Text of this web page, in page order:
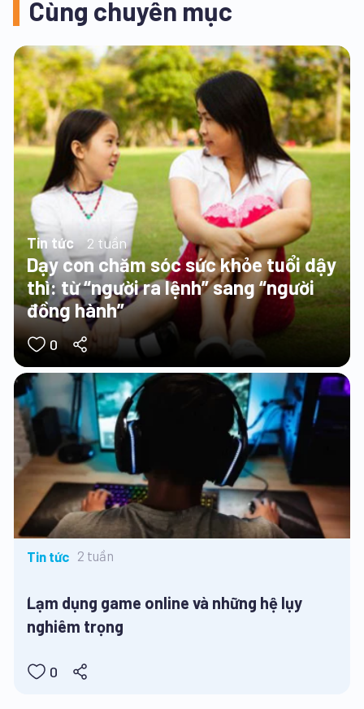
Cùng chuyên mục
Tin tức 2 tuần
Dạy con chăm sóc sức khỏe tuổi dậy
thì: từ “người ra lệnh” sang “người
đồng hành”
0
Tin tức 2 tuần
Lạm dụng game online và những hệ lụy
nghiêm trọng
0